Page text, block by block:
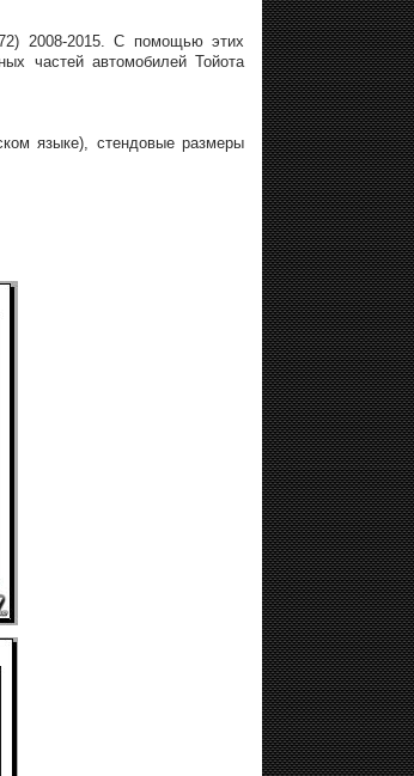
2008-2015. С помощью этих
частей автомобилей Тойота
языке), стендовые размеры